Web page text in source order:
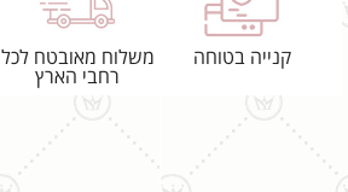
קנייה בטוחה
משלוח מאובטח לכל
רחבי הארץ